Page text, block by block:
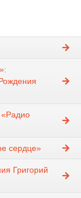
сердце»
Григорий